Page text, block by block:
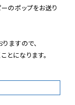
のポップをお送り
ますので、
とになります。